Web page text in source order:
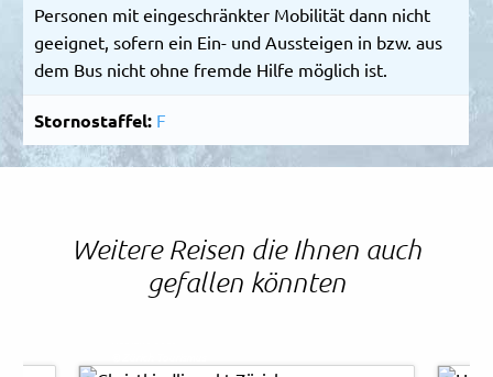
Personen mit eingeschränkter Mobilität dann nicht
geeignet, sofern ein Ein- und Aussteigen in bzw. aus
dem Bus nicht ohne fremde Hilfe möglich ist.
Stornostaffel: F
Weitere Reisen die Ihnen auch
gefallen könnten